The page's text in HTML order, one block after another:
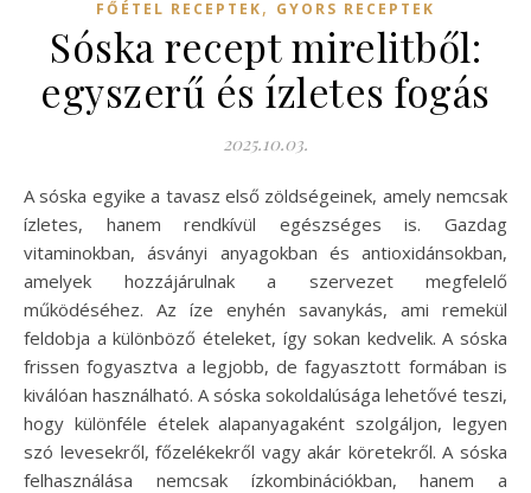
FŐÉTEL RECEPTEK, GYORS RECEPTEK
Sóska recept mirelitből:
egyszerű és ízletes fogás
2025.10.03.
A sóska egyike a tavasz első zöldségeinek, amely nemcsak
ízletes, hanem rendkívül egészséges is. Gazdag
vitaminokban, ásványi anyagokban és antioxidánsokban,
amelyek hozzájárulnak a szervezet megfelelő
működéséhez. Az íze enyhén savanykás, ami remekül
feldobja a különböző ételeket, így sokan kedvelik. A sóska
frissen fogyasztva a legjobb, de fagyasztott formában is
kiválóan használható. A sóska sokoldalúsága lehetővé teszi,
hogy különféle ételek alapanyagaként szolgáljon, legyen
szó levesekről, főzelékekről vagy akár köretekről. A sóska
felhasználása nemcsak ízkombinációkban, hanem a